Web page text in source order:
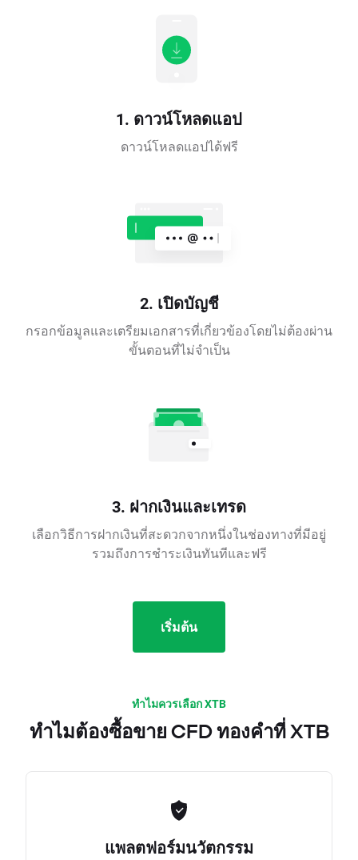
1. ดาวน์โหลดแอป
ดาวน์โหลดแอปได้ฟรี
2. เปิดบัญชี
กรอกข้อมูลและเตรียมเอกสารที่เกี่ยวข้องโดยไม่ต้องผ่าน
ขั้นตอนที่ไม่จำเป็น
3. ฝากเงินและเทรด
เลือกวิธีการฝากเงินที่สะดวกจากหนึ่งในช่องทางที่มีอยู่
รวมถึงการชำระเงินทันทีและฟรี
เริ่มต้น
ทำไมควรเลือก XTB
ทำไมต้องซื้อขาย CFD ทองคำที่ XTB
แพลตฟอร์มนวัตกรรม